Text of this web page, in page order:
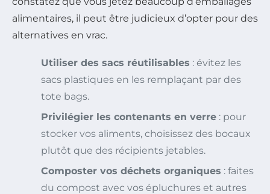
alimentaires, il peut être judicieux d’opter pour des
alternatives en vrac.
Utiliser des sacs réutilisables : évitez les
sacs plastiques en les remplaçant par des
tote bags.
Privilégier les contenants en verre : pour
stocker vos aliments, choisissez des bocaux
plutôt que des récipients jetables.
Composter vos déchets organiques : faites
du compost avec vos épluchures et autres